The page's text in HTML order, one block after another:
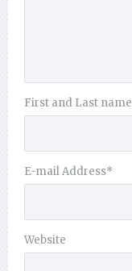
First and Last name
E-mail Address*
Website